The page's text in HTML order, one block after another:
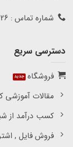
شماره تماس : 09308804626
دسترسی سریع
فروشگاه
مقالات آموزشی
کسب درآمد از
فروش فایل ,